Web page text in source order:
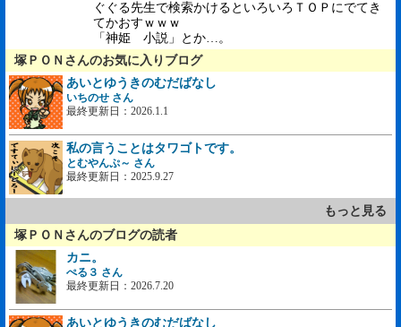
ぐぐる先生で検索かけるといろいろＴＯＰにでてき
てかおすｗｗｗ
「神姫 小説」とか…。
塚ＰＯＮさんのお気に入りブログ
あいとゆうきのむだばなし
いちのせ さん
最終更新日：2026.1.1
私の言うことはタワゴトです。
とむやんぷ～ さん
最終更新日：2025.9.27
もっと見る
塚ＰＯＮさんのブログの読者
カニ。
ぺる３ さん
最終更新日：2026.7.20
あいとゆうきのむだばなし